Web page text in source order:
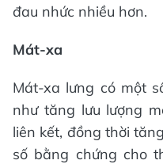
đau nhức nhiều hơn.
Mát-xa
Mát-xa lưng có một
như tăng lưu lượng
liên kết, đồng thời
số bằng chứng cho